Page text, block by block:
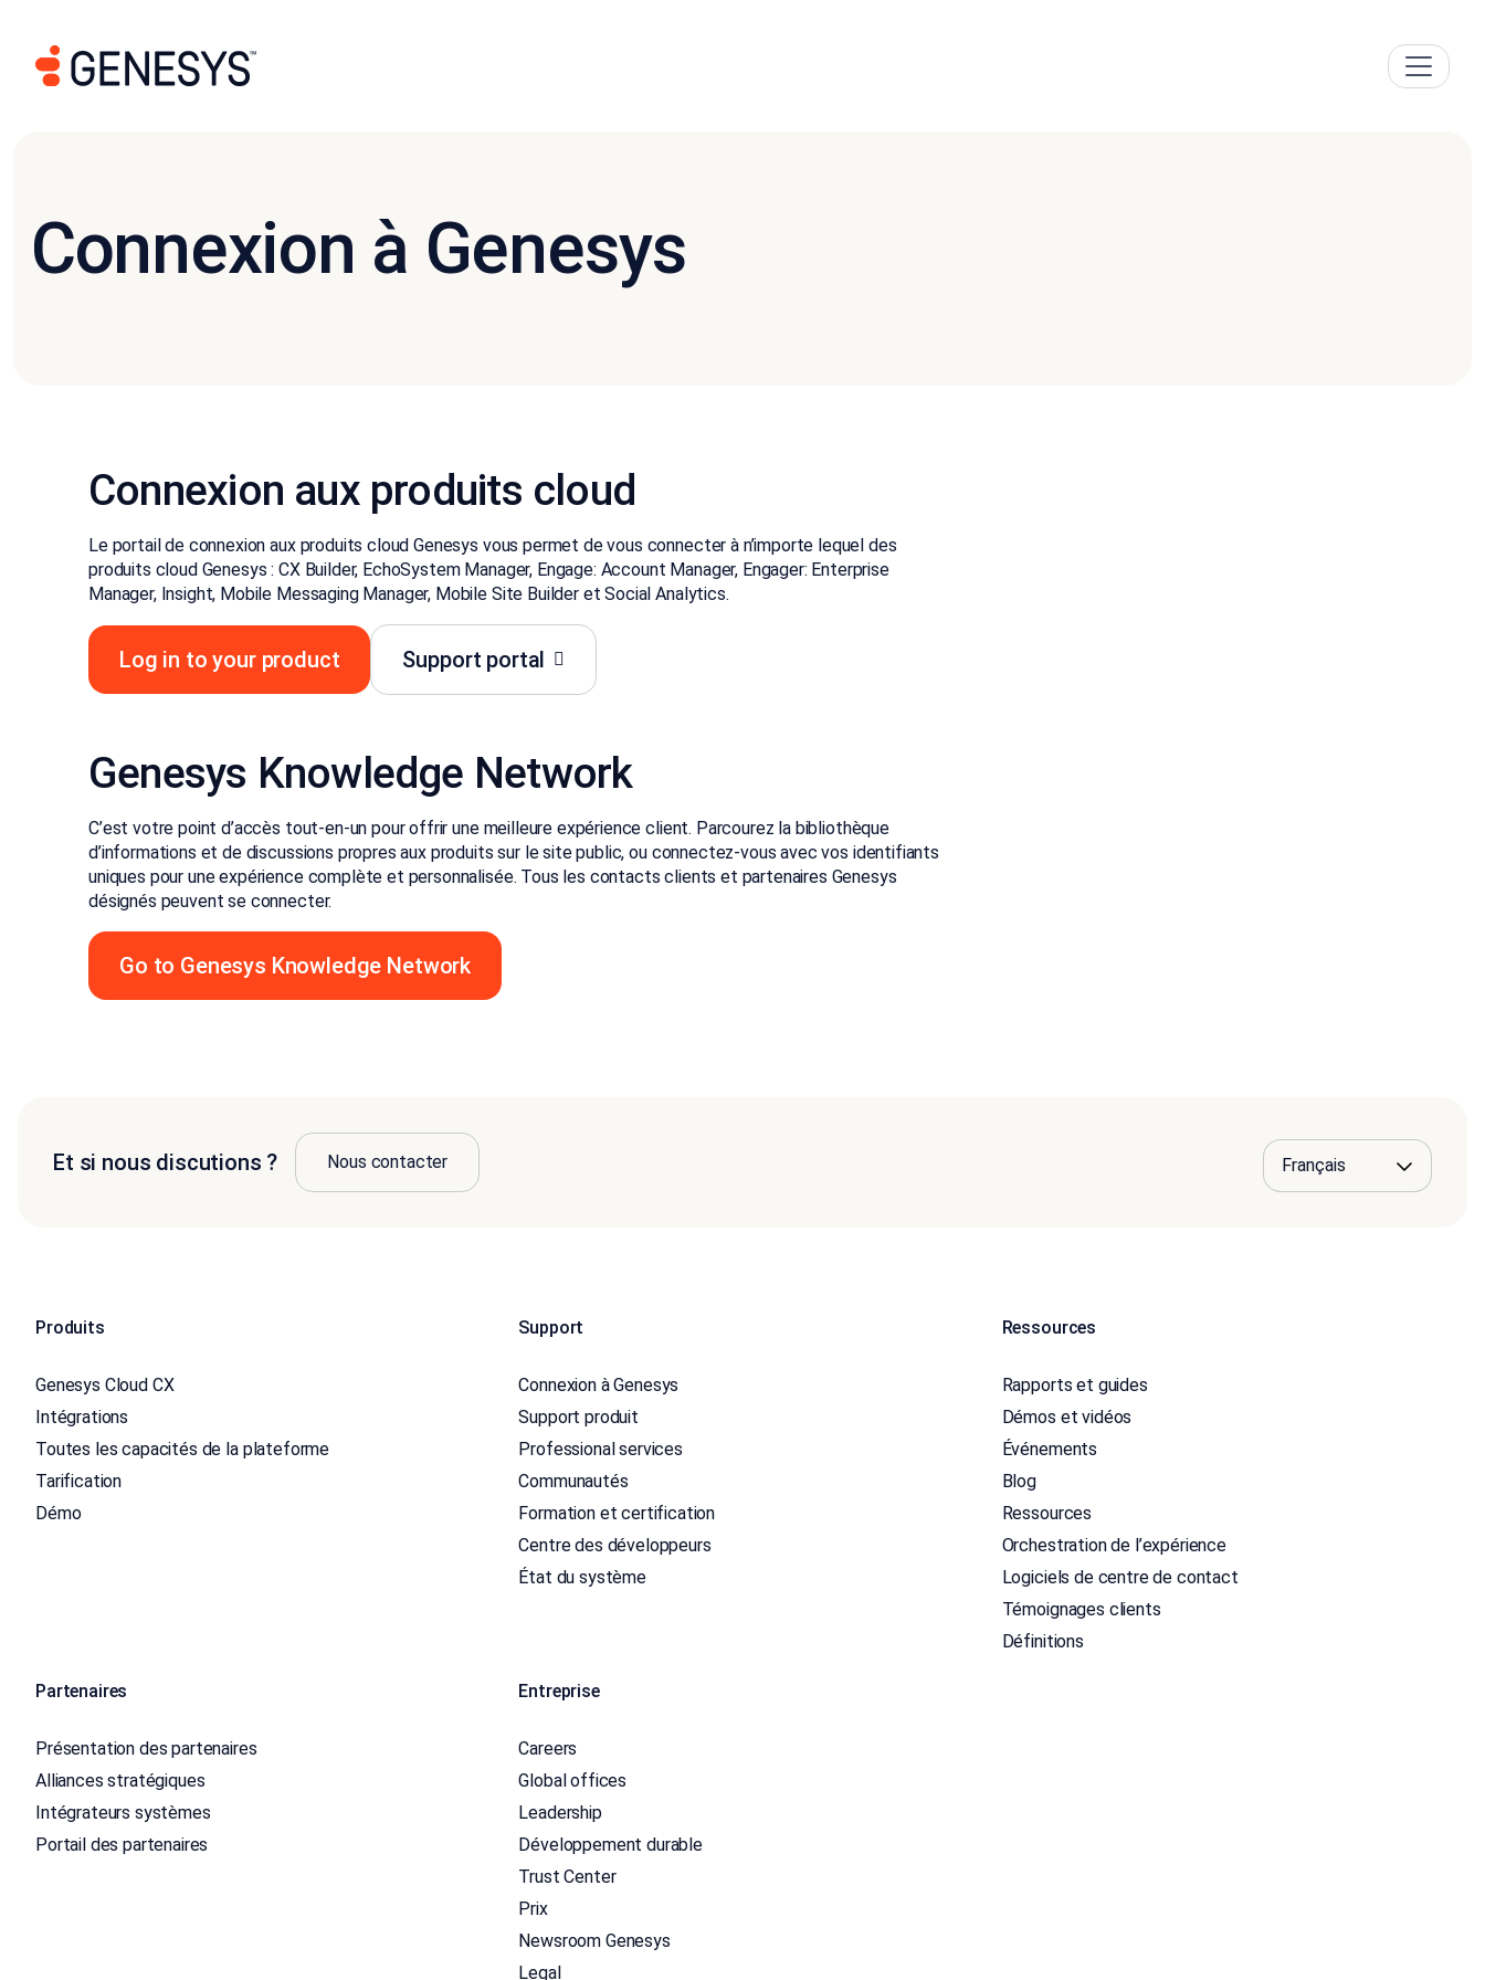
Connexion à Genesys
Connexion aux produits cloud
Le portail de connexion aux produits cloud Genesys vous permet de vous connecter à n’importe lequel des
produits cloud Genesys : CX Builder, EchoSystem Manager, Engage: Account Manager, Engager: Enterprise
Manager, Insight, Mobile Messaging Manager, Mobile Site Builder et Social Analytics.
Log in to your product Support portal
Genesys Knowledge Network
C’est votre point d’accès tout-en-un pour offrir une meilleure expérience client. Parcourez la bibliothèque
d’informations et de discussions propres aux produits sur le site public, ou connectez-vous avec vos identifiants
uniques pour une expérience complète et personnalisée. Tous les contacts clients et partenaires Genesys
désignés peuvent se connecter.
Go to Genesys Knowledge Network
Et si nous discutions ? Nous contacter
Produits
Genesys Cloud CX
Intégrations
Toutes les capacités de la plateforme
Tarification
Démo
Support
Connexion à Genesys
Support produit
Professional services
Communautés
Formation et certification
Centre des développeurs
État du système
Ressources
Rapports et guides
Démos et vidéos
Événements
Blog
Ressources
Orchestration de l’expérience
Logiciels de centre de contact
Témoignages clients
Définitions
Partenaires
Présentation des partenaires
Alliances stratégiques
Intégrateurs systèmes
Portail des partenaires
Entreprise
Careers
Global offices
Leadership
Développement durable
Trust Center
Prix
Newsroom Genesys
Legal